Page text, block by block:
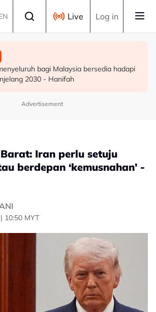
Live Log in
di Gunung Bromo cecah 60 hektar,
digerakkan
anggaran kematian berkaitan haba
12,000
bagi Malaysia bersedia hadapi
2030 - Hanifah
Advertisement
Iran perlu setuju
berdepan ‘kemusnahan’ -
10:50 MYT